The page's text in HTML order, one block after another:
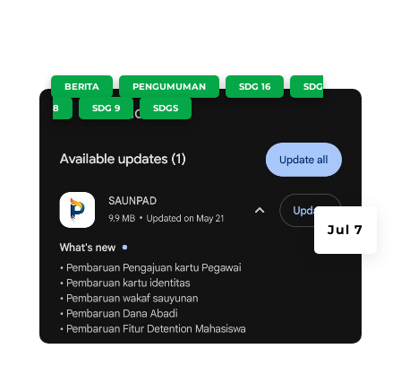
Jul 7
BERITA PENGUMUMAN SDG 16
SDG
8
SDG 9 SDGS